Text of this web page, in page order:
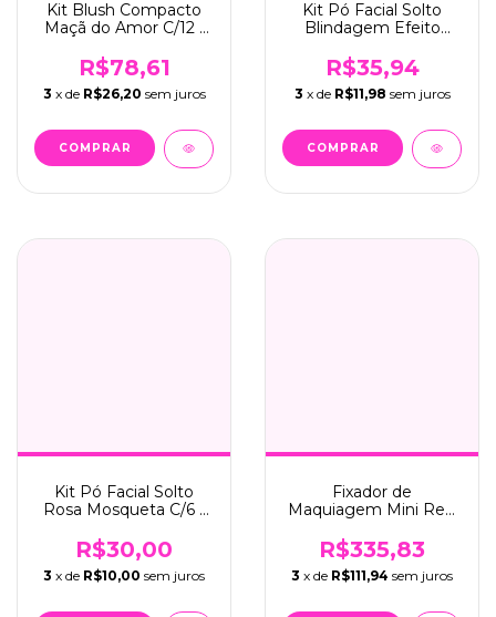
Kit Blush Compacto
Maçã do Amor C/12 -
R$78,61
3 x de R$26,20 sem juros
Kit Pó Facial Solto
Blindagem Efeito
Face Beautiful (FB413)
R$35,94
3 x de R$11,98 sem juros
Kit Pó Facial Solto
Rosa Mosqueta C/6 -
R$30,00
3 x de R$10,00 sem juros
Fixador de
Maquiagem Mini Real
MINI)
R$335,83
3 x de R$111,94 sem juros